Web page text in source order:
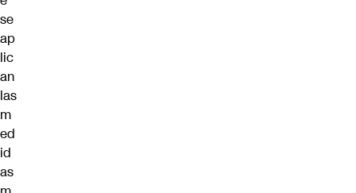
se
ap
lic
an
las
m
ed
id
as